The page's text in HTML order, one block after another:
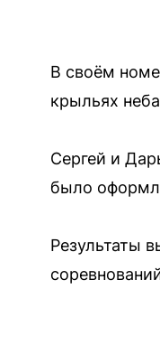
В своём
крыльях
Сергей и
было
Результаты